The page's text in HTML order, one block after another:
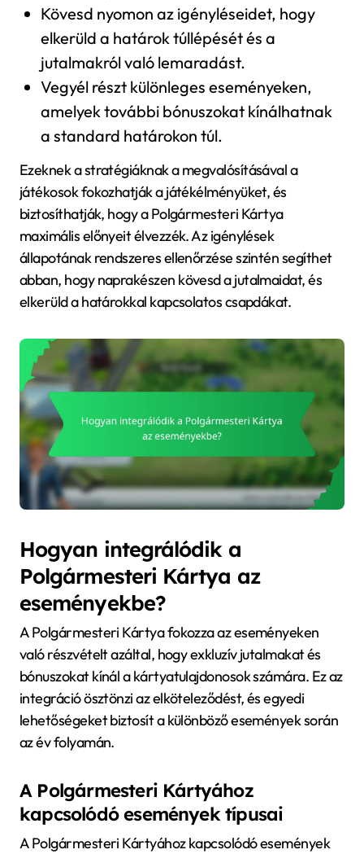
Kövesd nyomon az igényléseidet, hogy
elkerüld a határok túllépését és a
jutalmakról való lemaradást.
Vegyél részt különleges eseményeken,
amelyek további bónuszokat kínálhatnak
a standard határokon túl.
Ezeknek a stratégiáknak a megvalósításával a
játékosok fokozhatják a játékélményüket, és
biztosíthatják, hogy a Polgármesteri Kártya
maximális előnyeit élvezzék. Az igénylések
állapotának rendszeres ellenőrzése szintén segíthet
abban, hogy naprakészen kövesd a jutalmaidat, és
elkerüld a határokkal kapcsolatos csapdákat.
Hogyan integrálódik a
Polgármesteri Kártya az
eseményekbe?
A Polgármesteri Kártya fokozza az eseményeken
való részvételt azáltal, hogy exkluzív jutalmakat és
bónuszokat kínál a kártyatulajdonosok számára. Ez az
integráció ösztönzi az elköteleződést, és egyedi
lehetőségeket biztosít a különböző események során
az év folyamán.
A Polgármesteri Kártyához
kapcsolódó események típusai
A Polgármesteri Kártyához kapcsolódó események